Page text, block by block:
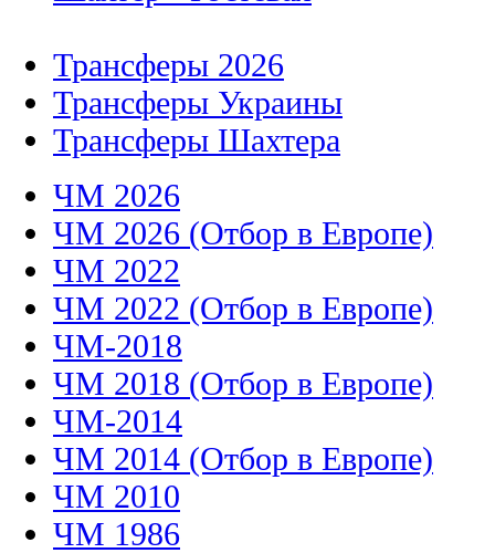
Трансферы 2026
Трансферы Украины
Трансферы Шахтера
ЧМ 2026
ЧМ 2026 (Отбор в Европе)
ЧМ 2022
ЧМ 2022 (Отбор в Европе)
ЧМ-2018
ЧМ 2018 (Отбор в Европе)
ЧМ-2014
ЧМ 2014 (Отбор в Европе)
ЧМ 2010
ЧМ 1986